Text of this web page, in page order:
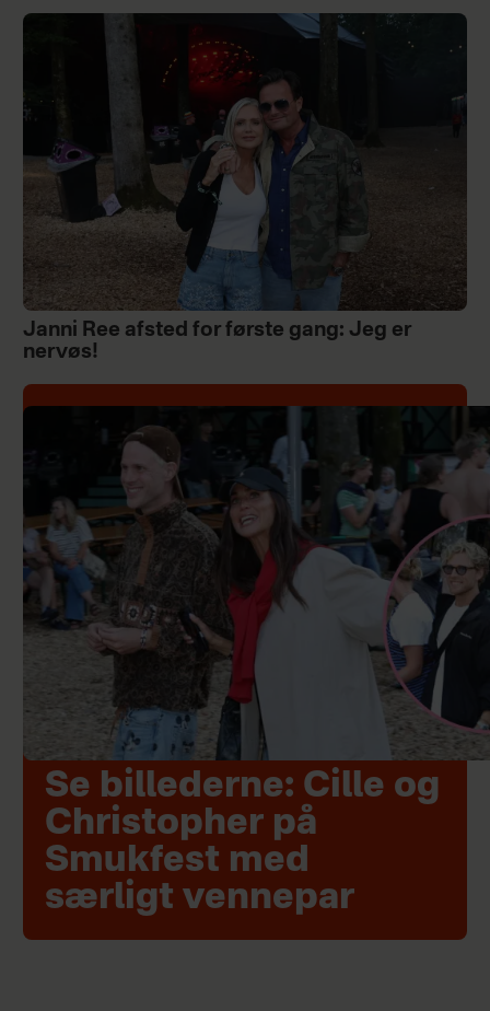
Janni Ree afsted for første gang: Jeg er
nervøs!
Se billederne: Cille og
Christopher på
Smukfest med
særligt vennepar